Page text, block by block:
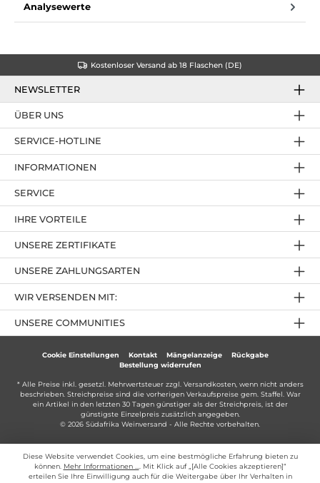
Analysewerte
Kostenloser Versand ab 18 Flaschen (DE)
NEWSLETTER
SERVICE-HOTLINE
IHRE VORTEILE
UNSERE ZAHLUNGSARTEN
ÜBER UNS
UNSERE ZERTIFIKATE
INFORMATIONEN
SERVICE
UNSERE COMMUNITIES
WIR VERSENDEN MIT:
Cookie Einstellungen Kontakt Mängelanzeige
Rückgabe
Bestellung widerrufen
* Alle Preise inkl. gesetzl. Mehrwertsteuer zzgl. Versandkosten, wenn nicht anders
beschrieben. Streichpreise sind die vorherigen Verkaufspreise gem. Staffel. War
ein Artikel in den letzten 30 Tagen günstiger als der Streichpreis, ist der
günstigste Einzelpreis zusätzlich angegeben.
© 2026 Südafrika Weinversand - Alle Rechte vorbehalten.
Diese Website verwendet Cookies, um eine bestmögliche Erfahrung bieten zu
können. Mehr Informationen ...
. Mit Klick auf „[Alle Cookies akzeptieren]“
erteilen Sie Ihre Einwilligung auch für die Weitergabe über Ihr Verhalten in